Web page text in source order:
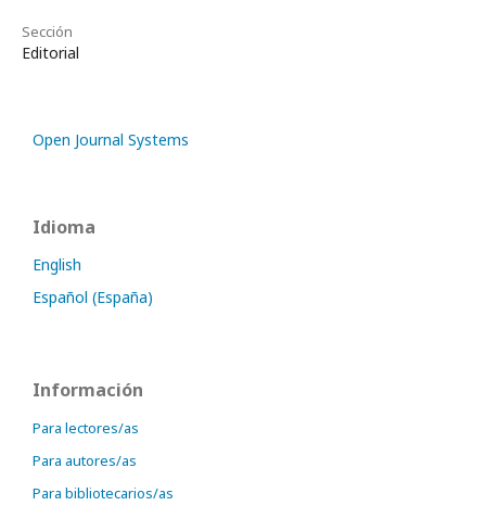
Sección
Editorial
Open Journal Systems
Idioma
English
Español (España)
Información
Para lectores/as
Para autores/as
Para bibliotecarios/as